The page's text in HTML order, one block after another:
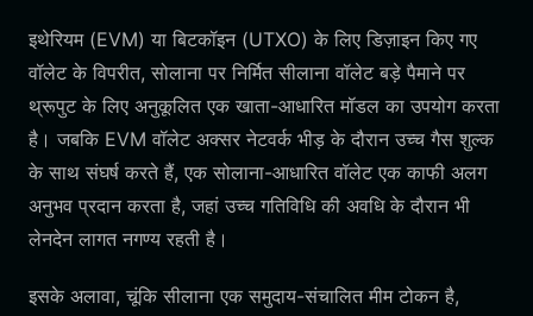
इथेरियम (EVM) या बिटकॉइन (UTXO) के लिए डिज़ाइन किए गए
वॉलेट के विपरीत, सोलाना पर निर्मित सीलाना वॉलेट बड़े पैमाने पर
थ्रूपुट के लिए अनुकूलित एक खाता-आधारित मॉडल का उपयोग करता
है। जबकि EVM वॉलेट अक्सर नेटवर्क भीड़ के दौरान उच्च गैस शुल्क
के साथ संघर्ष करते हैं, एक सोलाना-आधारित वॉलेट एक काफी अलग
अनुभव प्रदान करता है, जहां उच्च गतिविधि की अवधि के दौरान भी
लेनदेन लागत नगण्य रहती है।
इसके अलावा, चूंकि सीलाना एक समुदाय-संचालित मीम टोकन है,